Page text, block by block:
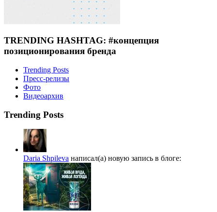
TRENDING HASHTAG: #концепция
позиционирования бренда
Trending Posts
Пресс-релизы
Фото
Видеоархив
Trending Posts
Daria Shpileva написал(а) новую запись в блоге: